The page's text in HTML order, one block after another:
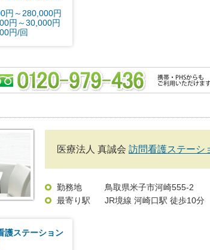
円～280,000円
円～30,000円
円/回
医療法人 真誠会 訪問看護ステーシ
勤務地
鳥取県米子市河崎555-2
最寄り駅
JR境線 河崎口駅 徒歩10分
護ステーション